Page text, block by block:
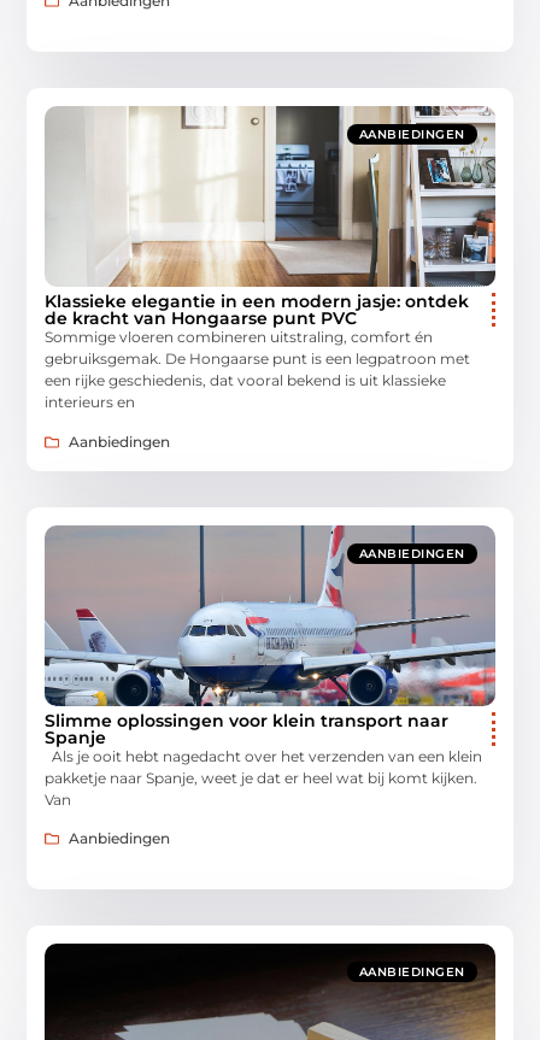
AANBIEDINGEN
Klassieke elegantie in een modern jasje: ontdek
de kracht van Hongaarse punt PVC
Sommige vloeren combineren uitstraling, comfort én
gebruiksgemak. De Hongaarse punt is een legpatroon met
een rijke geschiedenis, dat vooral bekend is uit klassieke
interieurs en
Aanbiedingen
AANBIEDINGEN
Slimme oplossingen voor klein transport naar
Spanje
Als je ooit hebt nagedacht over het verzenden van een klein
pakketje naar Spanje, weet je dat er heel wat bij komt kijken.
Van
Aanbiedingen
AANBIEDINGEN